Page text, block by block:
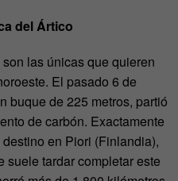
del Ártico
las únicas que quieren
El pasado 6 de
buque de 225 metros, partió
de carbón. Exactamente
en Piori (Finlandia),
tardar completar este